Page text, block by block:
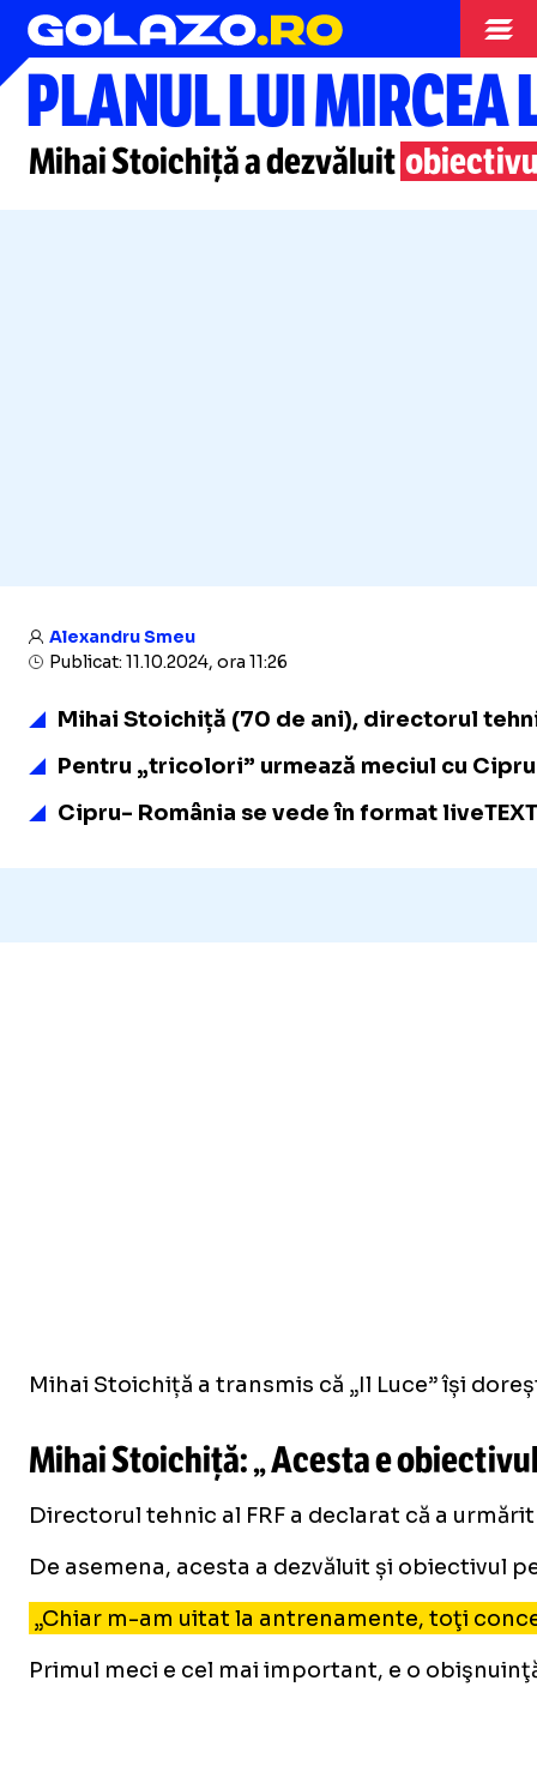
Nationala
PLANUL LUI MIRCEA
Mihai Stoichiță a dezvăluit
Alexandru Smeu
Publicat: 11.10.2024, ora 11:26
Mihai Stoichiță (70 de ani), directorul
Pentru „tricolori” urmează meciul cu
Cipru- România se vede în format
Mihai Stoichiță a transmis că „Il Luce” își
Mihai Stoichiță: „Acesta e
Directorul tehnic al FRF a declarat că a
De asemena, acesta a dezvăluit și obiectivul
„Chiar m-am uitat la antrenamente, toţi
Primul meci e cel mai important, e o